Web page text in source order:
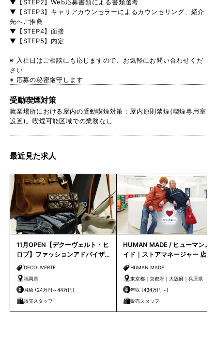
▼【STEP2】Web応募書類による書類選考
▼【STEP3】キャリアカウンセラーによるカウンセリング、紹介
先へご推薦
▼【STEP4】面接
▼【STEP5】内定
※ 入社日はご相談にも応じますので、お気軽にお問い合わせくだ
さい
※ 応募の秘密厳守します
受動喫煙対策
就業場所における屋内の受動喫煙対策：屋内原則禁煙(喫煙専用室
設置)。喫煙可能区域での業務なし
最近見た求人
11月OPEN【デクーヴェルト・ヒ
ロブ】ファッションアドバイザ
ー｜天神店
DECOUVERTE
福岡県
月給 (24万円～44万円)
販売スタッフ
HUMAN MADE / ヒューマンメ
イド｜ストアマネージャー 店長
候補HUMAN MADE
東京都｜京都府｜大阪府｜兵庫県
年収 (434万円～)
販売スタッフ